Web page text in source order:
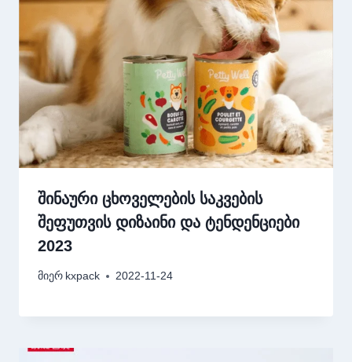
შინაური ცხოველების საკვების
შეფუთვის დიზაინი და ტენდენციები
2023
მიერ kxpack 2022-11-24